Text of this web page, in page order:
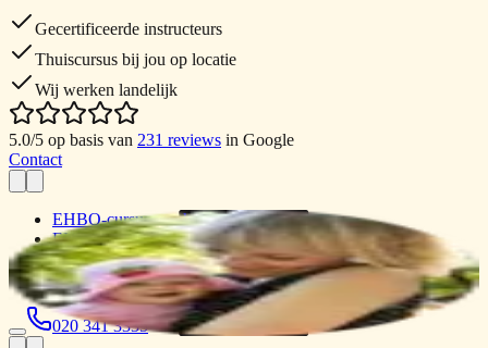
Gecertificeerde instructeurs
Thuiscursus bij jou op locatie
Wij werken landelijk
5.0/5 op basis van 231 reviews in Google
Contact
EHBO-cursus aan huis
EHBO-cursus op locatie
Bedrijven en organisaties
Over EHBO Bureau
020 341 3335